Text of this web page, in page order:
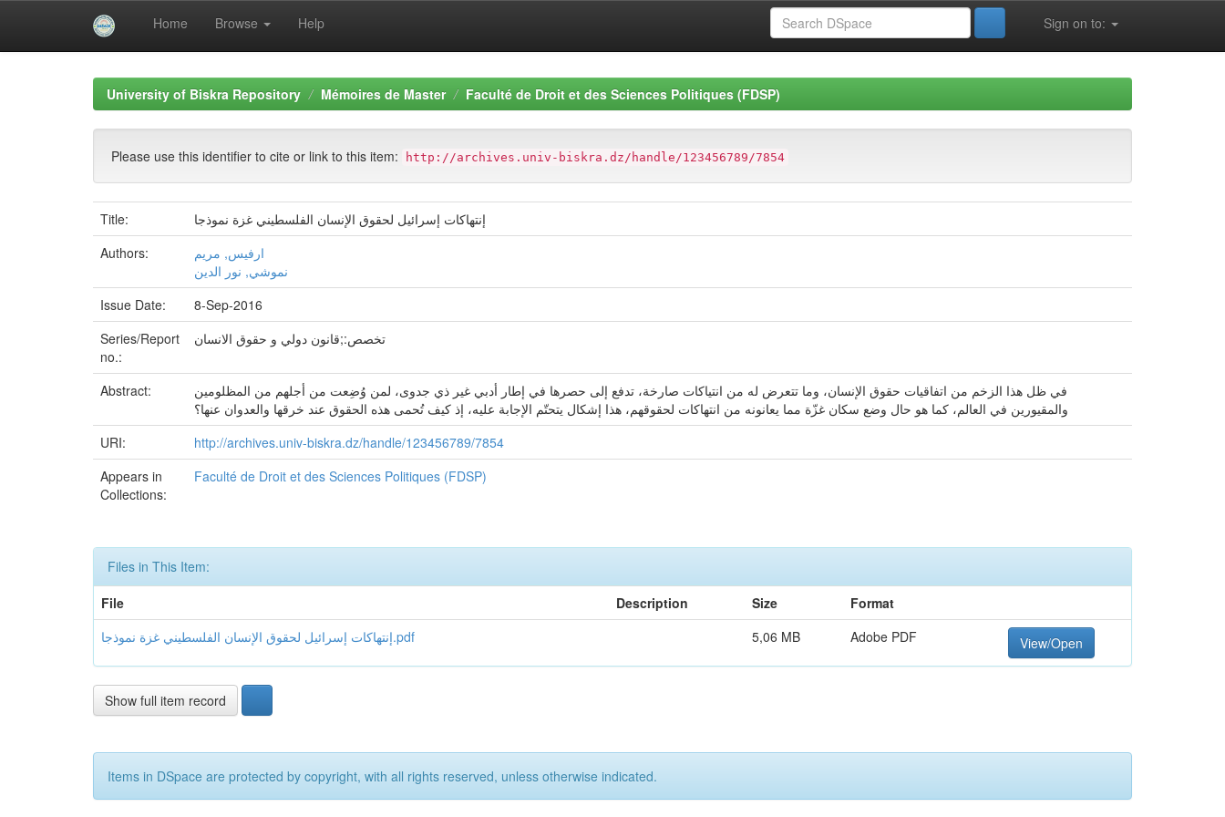
Home Browse Help Sign on to:
University of Biskra Repository Mémoires de Master Faculté de Droit et des Sciences Politiques (FDSP)
Please use this identifier to cite or link to this item: http://archives.univ-biskra.dz/handle/123456789/7854
Title:
إنتهاكات إسرائيل لحقوق الإنسان الفلسطيني غزة نموذجا
Authors:
ارفيس, مريم
نموشي, نور الدين
Issue Date:
8-Sep-2016
Series/Report
no.:
تخصص:;قانون دولي و حقوق الانسان
Abstract:
في ظل هذا الزخم من اتفاقيات حقوق الإنسان، وما تتعرض له من انتياكات صارخة، تدفع إلى حصرها في إطار أدبي غير ذي جدوى، لمن وُضِعت من أجلهم من المظلومين
والمقيورين في العالم، كما هو حال وضع سكان غزّة مما يعانونه من انتهاكات لحقوقهم، هذا إشكال يتحتّم الإجابة عليه، إذ كيف تُحمى هذه الحقوق عند خرقها والعدوان عنها؟
URI:
http://archives.univ-biskra.dz/handle/123456789/7854
Appears in
Collections:
Faculté de Droit et des Sciences Politiques (FDSP)
Files in This Item:
File
Description Size
Format
إنتهاكات إسرائيل لحقوق الإنسان الفلسطيني غزة نموذجا.pdf
5,06 MB Adobe PDF View/Open
Show full item record
Items in DSpace are protected by copyright, with all rights reserved, unless otherwise indicated.